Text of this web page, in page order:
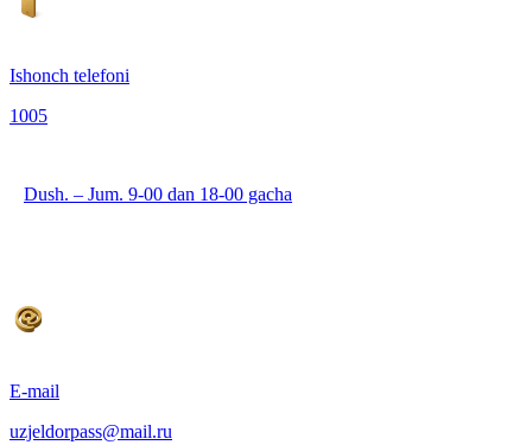
Ishonch telefoni
1005
Dush. – Jum. 9-00 dan 18-00 gacha
E-mail
uzjeldorpass@mail.ru